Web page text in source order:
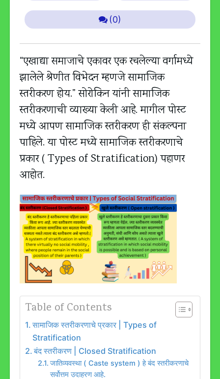
(0)
“एखाद्या समाजाचे एकावर एक रचलेल्या वर्गामध्ये
झालेले श्रेणीत विभेदन म्हणजे सामाजिक
स्तरीकरण होय.” सोरोकिन यांनी सामाजिक
स्तरीकरणाची व्याख्या केली आहे. मागील पोस्ट
मध्ये आपण सामाजिक स्तरीकरण ही संकल्पना
पाहिले. या पोस्ट मध्ये सामाजिक स्तरीकरणाचे
प्रकार ( Types of Stratification) पहाणर
आहोत.
Table of Contents
सामाजिक स्तरीकरणाचे प्रकार | Types of
Stratification
बंद स्तरीकरण | Closed Stratification
जातिव्यवस्था ( Caste system ) हे बंद स्तरीकरणाचे
सर्वोत्तम उदाहरण आहे.